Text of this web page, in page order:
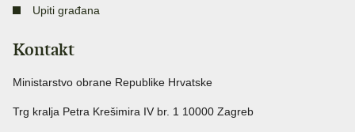
Upiti građana
Kontakt
Ministarstvo obrane Republike Hrvatske
Trg kralja Petra Krešimira IV br. 1 10000 Zagreb